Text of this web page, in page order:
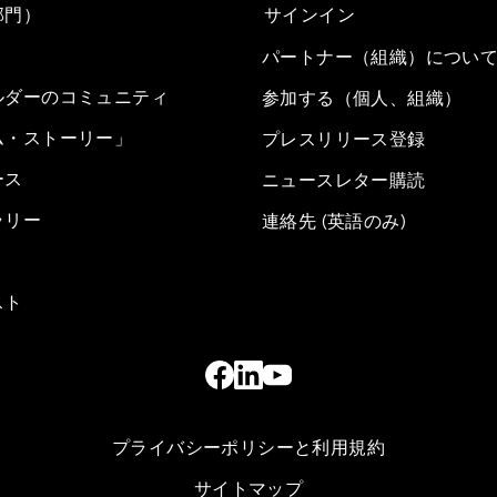
）
ーのコミュニティ
ストーリー」
リー
サインイン
パートナー（組織）につい
参加する（個人、組織）
プレスリリース登録
ニュースレター購読
連絡先 (英語のみ)
プライバシーポリシーと利用規約
サイトマップ